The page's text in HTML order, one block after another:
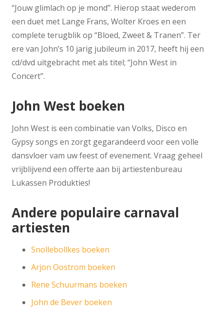
“Jouw glimlach op je mond”. Hierop staat wederom
een duet met Lange Frans, Wolter Kroes en een
complete terugblik op “Bloed, Zweet & Tranen”. Ter
ere van John’s 10 jarig jubileum in 2017, heeft hij een
cd/dvd uitgebracht met als titel; “John West in
Concert”.
John West boeken
John West is een combinatie van Volks, Disco en
Gypsy songs en zorgt gegarandeerd voor een volle
dansvloer vam uw feest of evenement. Vraag geheel
vrijblijvend een offerte aan bij artiestenbureau
Lukassen Produkties!
Andere populaire carnaval
artiesten
Snollebollkes boeken
Arjon Oostrom boeken
Rene Schuurmans boeken
John de Bever boeken